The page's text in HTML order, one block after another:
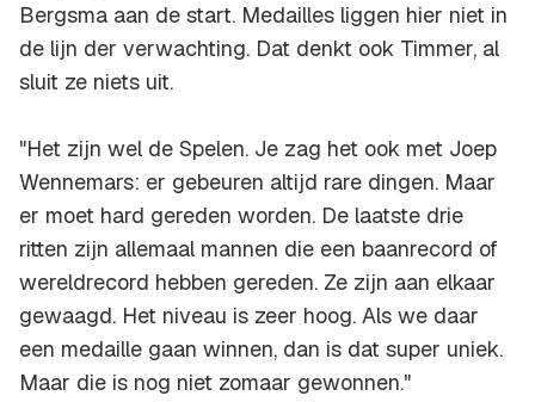
Bergsma aan de start. Medailles liggen hier niet in
de lijn der verwachting. Dat denkt ook Timmer, al
sluit ze niets uit.
"Het zijn wel de Spelen. Je zag het ook met Joep
Wennemars: er gebeuren altijd rare dingen. Maar
er moet hard gereden worden. De laatste drie
ritten zijn allemaal mannen die een baanrecord of
wereldrecord hebben gereden. Ze zijn aan elkaar
gewaagd. Het niveau is zeer hoog. Als we daar
een medaille gaan winnen, dan is dat super uniek.
Maar die is nog niet zomaar gewonnen."